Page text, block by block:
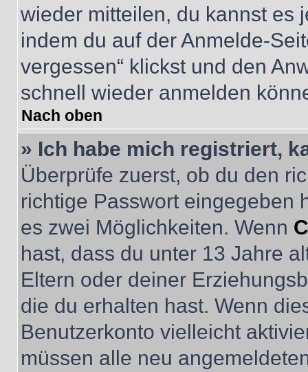
wieder mitteilen, du kannst es
indem du auf der Anmelde-
vergessen“ klickst und den
schnell wieder anmelden
Nach oben
» Ich habe mich registriert,
Überprüfe zuerst, ob du den
richtige Passwort eingegeben
es zwei Möglichkeiten. Wenn
hast, dass du unter 13 Jahre
Eltern oder deiner
die du erhalten hast. Wenn
Benutzerkonto vielleicht
müssen alle neu